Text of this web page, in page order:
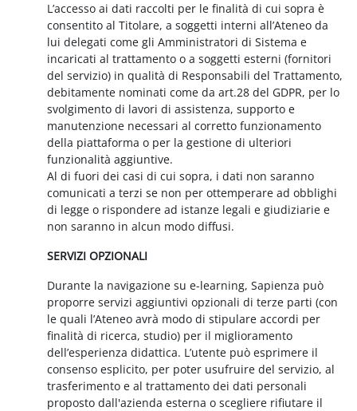
L’accesso ai dati raccolti per le finalità di cui sopra è
consentito al Titolare, a soggetti interni all’Ateneo da
lui delegati come gli Amministratori di Sistema e
incaricati al trattamento o a soggetti esterni (fornitori
del servizio) in qualità di Responsabili del Trattamento,
debitamente nominati come da art.28 del GDPR, per lo
svolgimento di lavori di assistenza, supporto e
manutenzione necessari al corretto funzionamento
della piattaforma o per la gestione di ulteriori
funzionalità aggiuntive.
Al di fuori dei casi di cui sopra, i dati non saranno
comunicati a terzi se non per ottemperare ad obblighi
di legge o rispondere ad istanze legali e giudiziarie e
non saranno in alcun modo diffusi.
SERVIZI OPZIONALI
Durante la navigazione su e-learning, Sapienza può
proporre servizi aggiuntivi opzionali di terze parti (con
le quali l’Ateneo avrà modo di stipulare accordi per
finalità di ricerca, studio) per il miglioramento
dell’esperienza didattica. L’utente può esprimere il
consenso esplicito, per poter usufruire del servizio, al
trasferimento e al trattamento dei dati personali
proposto dall'azienda esterna o scegliere rifiutare il